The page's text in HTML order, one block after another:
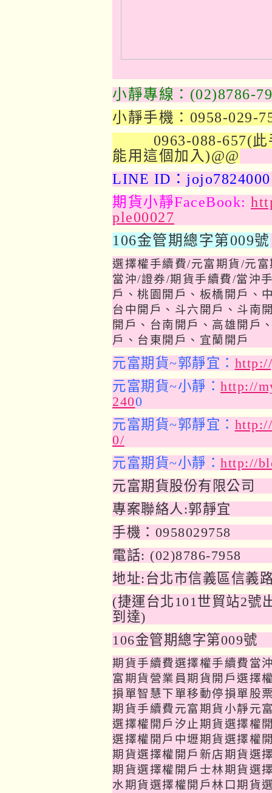
小靜專線：(02)8786-
小靜手機：0958-029-
0963-088-657(此
能用這個加入)@@
LINE ID：jojo7824000
期貨小靜FaceBook:
ple00027
106金管期總字第009號
選擇權手續費/元富期貨/元
當沖/證券/期貨手續費/當沖
戶、桃園開戶、板橋開戶、
台中開戶、斗六開戶、斗南
開戶、台南開戶、高雄開戶
戶、台東開戶、宜蘭開戶
元富期貨~郭靜宜：
元富期貨~小靜： http://
2400
元富期貨~郭靜宜：
0/
元富期貨~小靜： http://
元富期貨股份有限公司
專案聯絡人:郭靜宜
手機：0958029758
電話: (02)8786-7958
地址:台北市信義區信義
(捷運台北101世貿站2號
到達)
106金管期總字第009號
期貨手續費選擇權手續費當
富期貨營業員期貨開戶選擇
損單智慧下單移動停損單股
期貨手續費元富期貨小靜元
選擇權開戶汐止期貨選擇權
選擇權開戶中壢期貨選擇權
期貨選擇權開戶新店期貨選
期貨選擇權開戶士林期貨選
水期貨選擇權開戶林口期貨